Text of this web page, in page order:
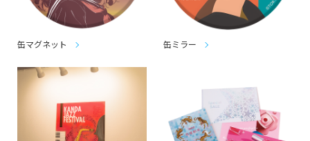
缶マグネット 缶ミラー